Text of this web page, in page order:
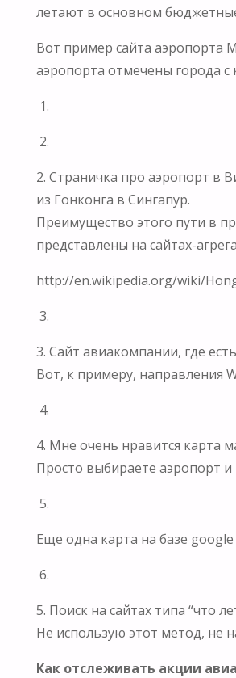
летают в основном
Вот пример сайта аэропорта
аэропорта отмечены города
1.
2.
2. Страничка про аэропорт в
из Гонконга в Сингапур.
Преимущество этого пути в
представлены на сайтах-
http://en.wikipedia.org/wiki/
3.
3. Сайт авиакомпании, где
Вот, к примеру, направления
4.
4. Мне очень нравится карта
Просто выбираете аэропорт и
5.
Еще одна карта на базе
6.
5. Поиск на сайтах типа “что
Не использую этот метод, не
Как отслеживать акции